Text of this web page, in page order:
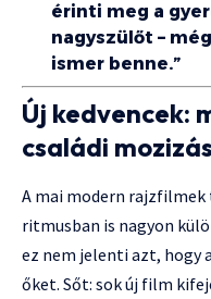
érinti meg a
nagyszülőt –
ismer benne.”
Új kedvencek:
családi
A mai modern
ritmusban is nagyon
ez nem jelenti azt, hogy
őket. Sőt: sok új film